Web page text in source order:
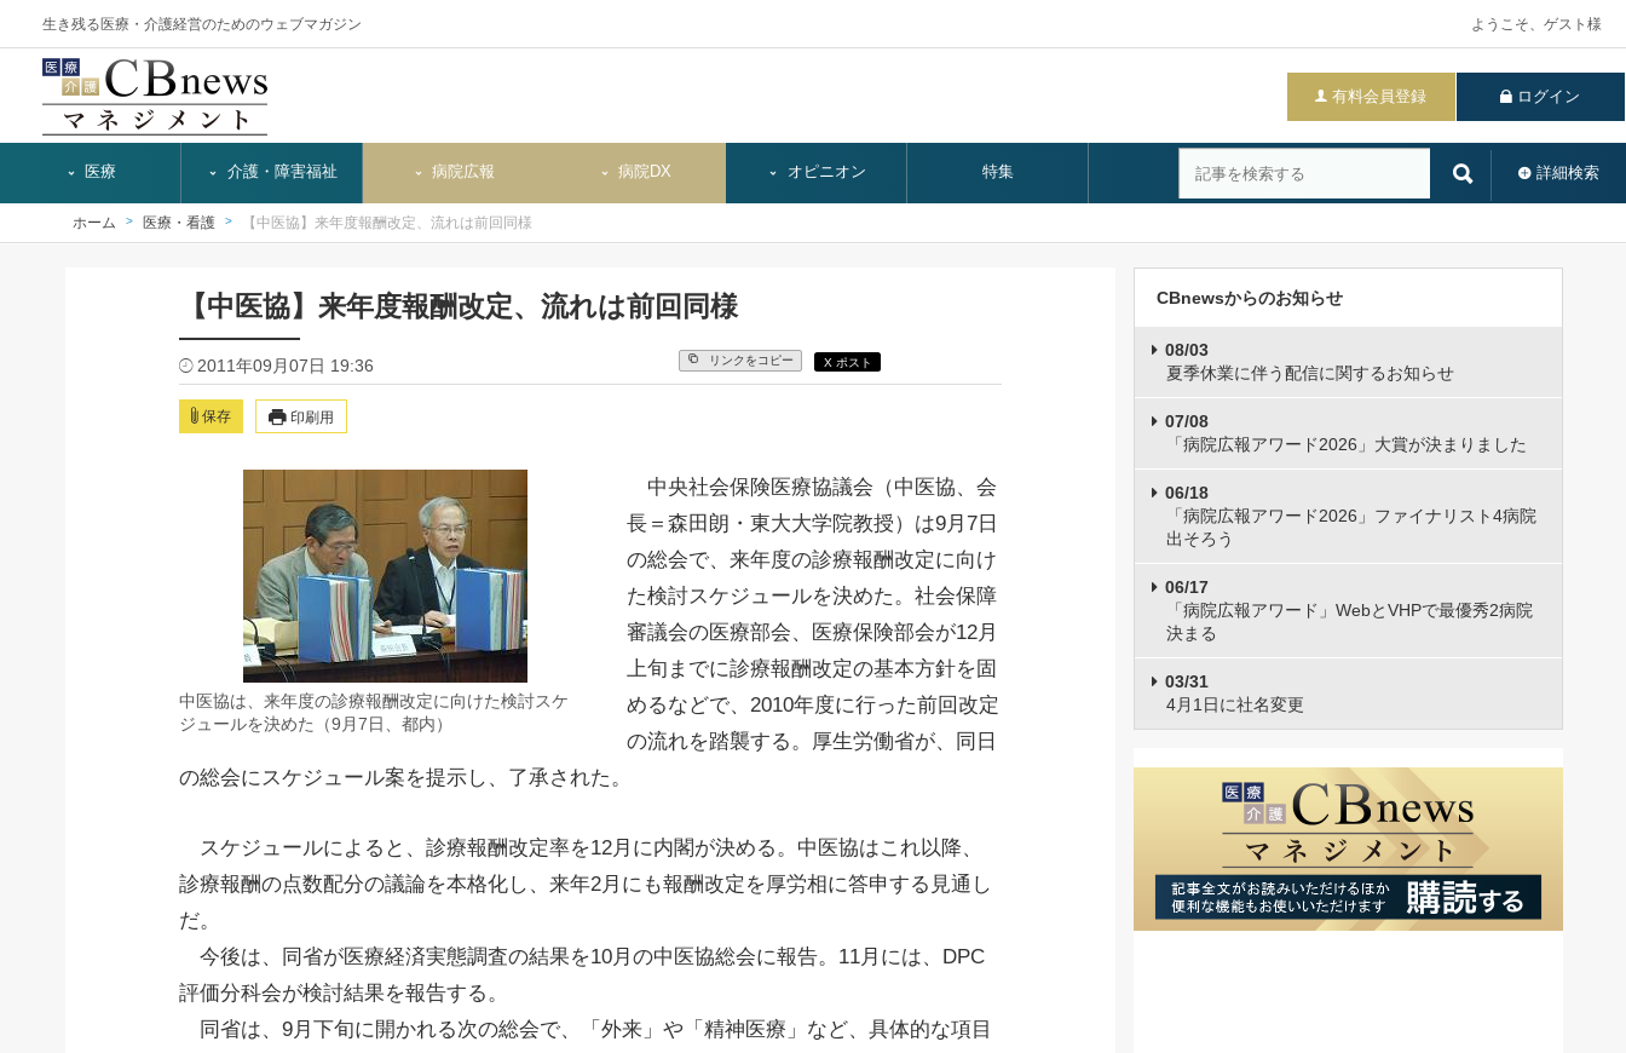
生き残る医療・介護経営のためのウェブマガジン ようこそ、ゲスト様
有料会員登録 ログイン
詳細検索
医療 介護・障害福祉 病院広報 病院DX オピニオン 特集
ホーム 医療・看護 【中医協】来年度報酬改定、流れは前回同様
【中医協】来年度報酬改定、流れは前回同様
2011年09月07日 19:36 リンクをコピー X ポスト
保存 印刷用
中医協は、来年度の診療報酬改定に向けた検討スケ
ジュールを決めた（9月7日、都内）
中央社会保険医療協議会（中医協、会
長＝森田朗・東大大学院教授）は9月7日
の総会で、来年度の診療報酬改定に向け
た検討スケジュールを決めた。社会保障
審議会の医療部会、医療保険部会が12月
上旬までに診療報酬改定の基本方針を固
めるなどで、2010年度に行った前回改定
の流れを踏襲する。厚生労働省が、同日
の総会にスケジュール案を提示し、了承された。
スケジュールによると、診療報酬改定率を12月に内閣が決める。中医協はこれ以降、
診療報酬の点数配分の議論を本格化し、来年2月にも報酬改定を厚労相に答申する見通し
だ。
今後は、同省が医療経済実態調査の結果を10月の中医協総会に報告。11月には、DPC
評価分科会が検討結果を報告する。
同省は、9月下旬に開かれる次の総会で、「外来」や「精神医療」など、具体的な項目
CBnewsからのお知らせ
08/03
夏季休業に伴う配信に関するお知らせ
07/08
「病院広報アワード2026」大賞が決まりました
06/18
「病院広報アワード2026」ファイナリスト4病院
出そろう
06/17
「病院広報アワード」WebとVHPで最優秀2病院
決まる
03/31
4月1日に社名変更